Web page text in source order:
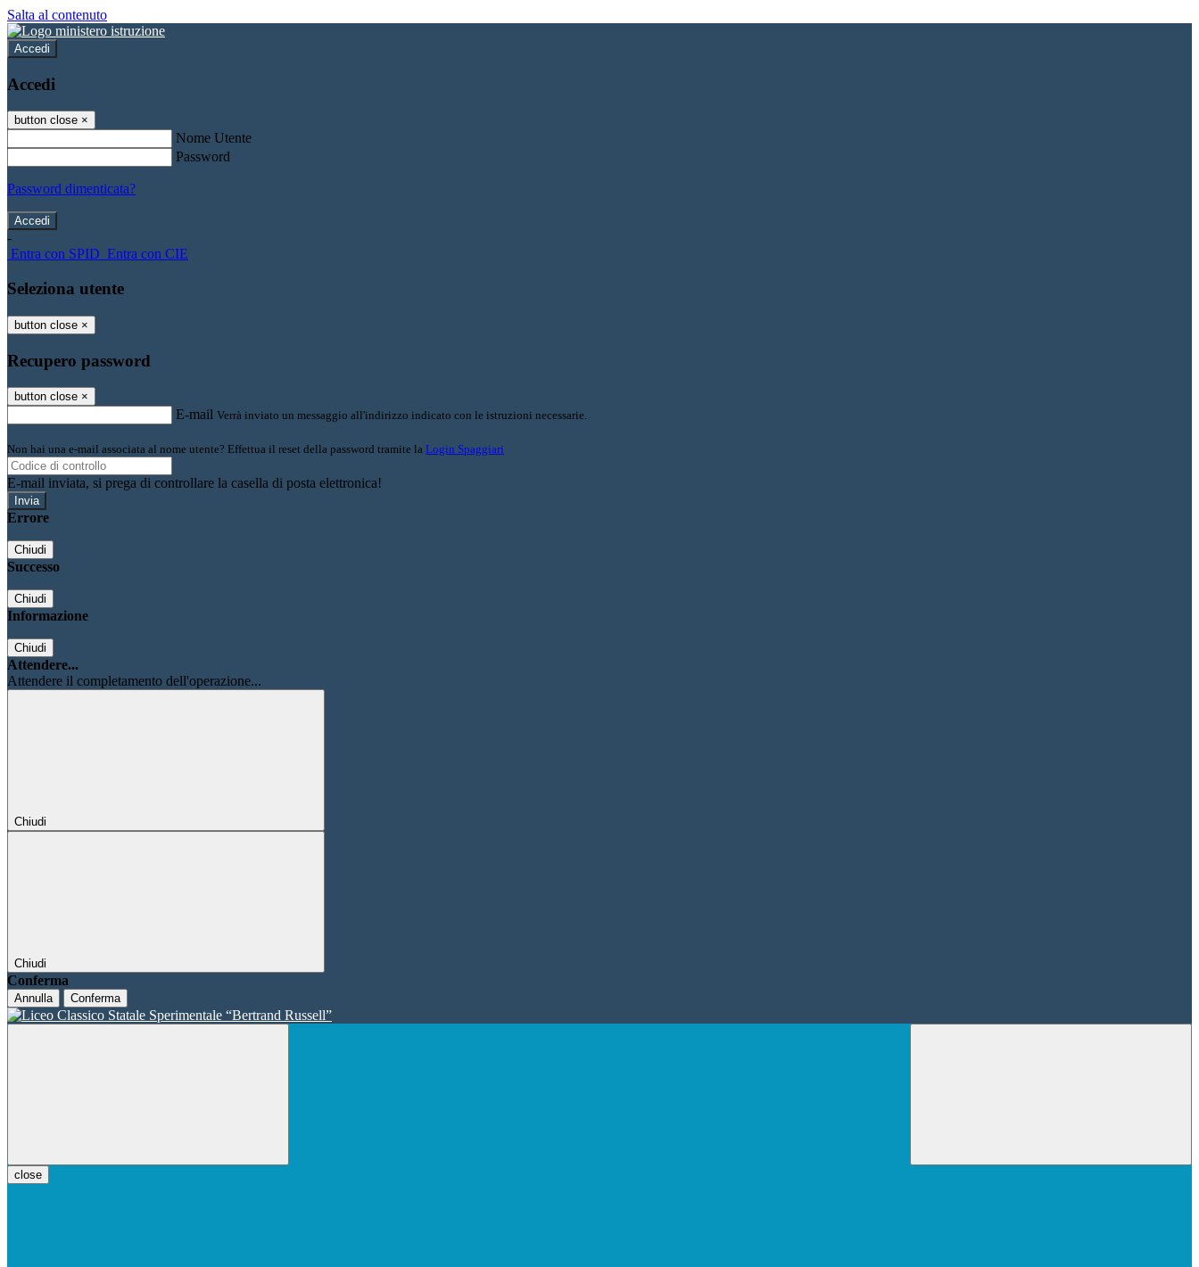
Salta al contenuto
Accedi
Accedi
button close ×
Nome Utente
Password
Password dimenticata?
-
Entra con SPID Entra con CIE
Seleziona utente
button close ×
Recupero password
button close ×
E-mail Verrà inviato un messaggio all'indirizzo indicato con le istruzioni necessarie.
Non hai una e-mail associata al nome utente? Effettua il reset della password tramite la Login Spaggiari
E-mail inviata, si prega di controllare la casella di posta elettronica!
Errore
Chiudi
Successo
Chiudi
Informazione
Chiudi
Attendere...
Attendere il completamento dell'operazione...
Chiudi
Chiudi
Conferma
Annulla Conferma
close